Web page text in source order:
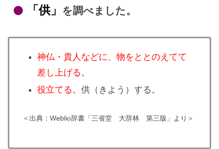
「供」 を調べました。
神仏・貴人などに、物をととのえてて
差し上げる。
役立てる。 供（きよう）する。
＜出典：Weblio辞書「三省堂 大辞林 第三版」より＞